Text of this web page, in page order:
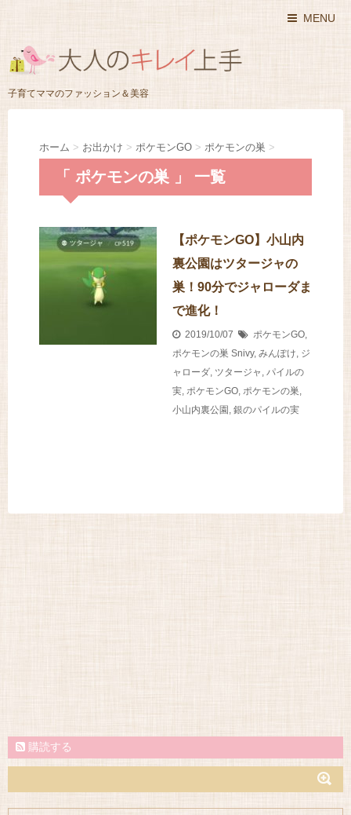
MENU
子育てママのファッション＆美容
ホーム > お出かけ > ポケモンGO > ポケモンの巣 >
「 ポケモンの巣 」 一覧
【ポケモンGO】小山内
裏公園はツタージャの
巣！90分でジャローダま
で進化！
2019/10/07 ポケモンGO,
ポケモンの巣 Snivy, みんぽけ, ジ
ャローダ, ツタージャ , パイルの
実, ポケモンGO, ポケモンの巣,
小山内裏公園 , 銀のパイルの実
購読する